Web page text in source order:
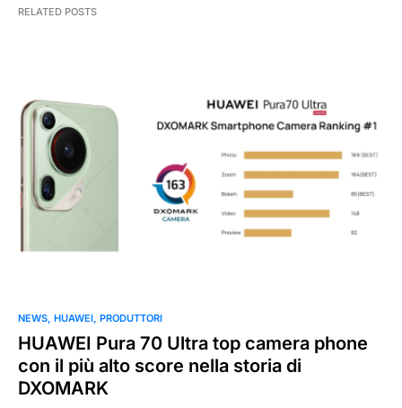
RELATED POSTS
NEWS HUAWEI PRODUTTORI
HUAWEI Pura 70 Ultra top camera phone
con il più alto score nella storia di
DXOMARK